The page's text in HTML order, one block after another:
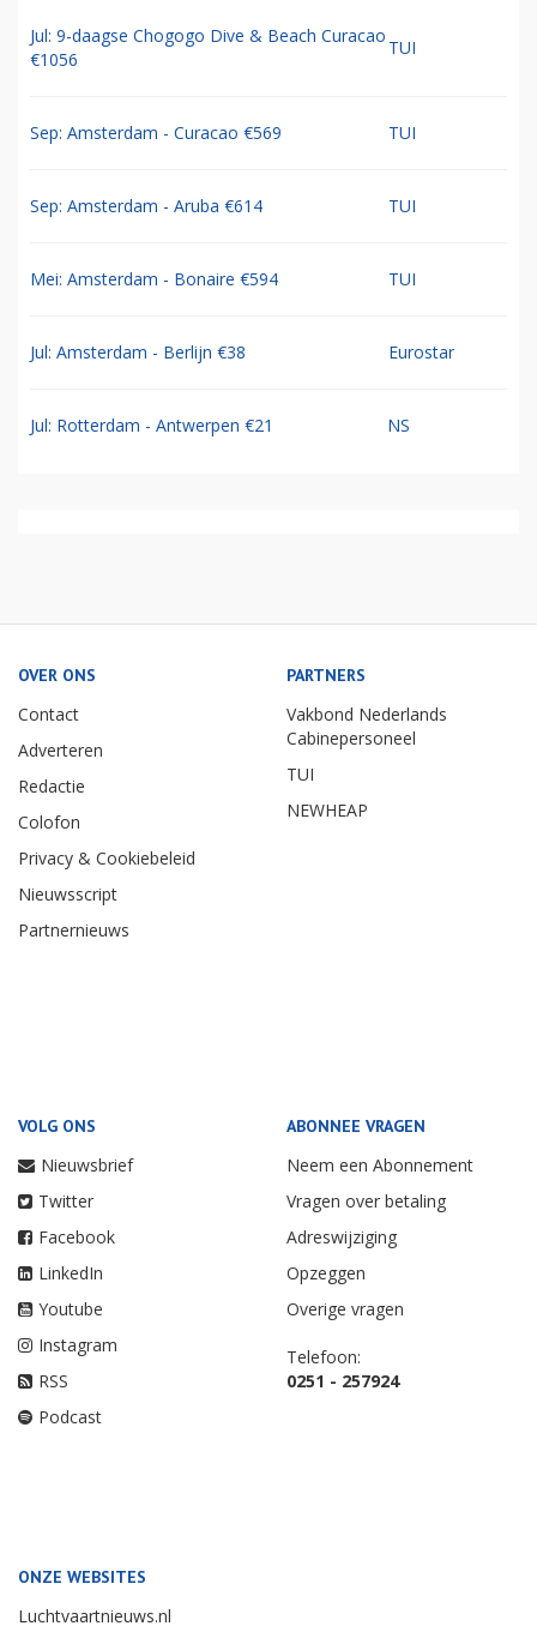
Jul: 9-daagse Chogogo Dive & Beach Curacao
€1056
TUI
Sep: Amsterdam - Curacao €569 TUI
Sep: Amsterdam - Aruba €614 TUI
Mei: Amsterdam - Bonaire €594 TUI
Jul: Amsterdam - Berlijn €38 Eurostar
Jul: Rotterdam - Antwerpen €21 NS
OVER ONS
Contact
Adverteren
Redactie
Colofon
Privacy & Cookiebeleid
Nieuwsscript
Partnernieuws
PARTNERS
Vakbond Nederlands
Cabinepersoneel
TUI
NEWHEAP
VOLG ONS
Nieuwsbrief
Twitter
Facebook
LinkedIn
Youtube
Instagram
RSS
Podcast
ABONNEE VRAGEN
Neem een Abonnement
Vragen over betaling
Adreswijziging
Opzeggen
Overige vragen
Telefoon:
0251 - 257924
ONZE WEBSITES
Luchtvaartnieuws.nl